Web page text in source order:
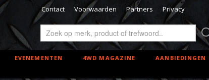
Contact Voorwaarden Partners Privacy
EVENEMENTEN 4WD MAGAZINE AANBIEDINGEN